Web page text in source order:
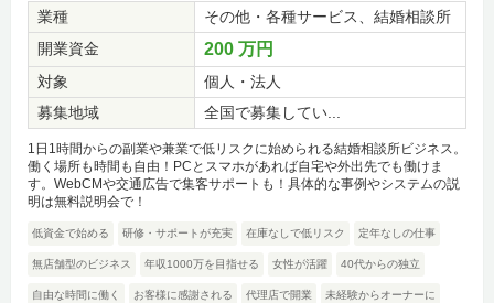
業種
その他・各種サービス、結婚相談所
開業資金
200 万円
対象
個人・法人
募集地域
全国で募集してい...
1日1時間からの副業や兼業で低リスクに始められる結婚相談所ビジネス。
働く場所も時間も自由！PCとスマホがあれば自宅や外出先でも働けま
す。WebCMや交通広告で集客サポートも！具体的な事例やシステムの説
明は無料説明会で！
低資金で始める 研修・サポートが充実 在庫なしで低リスク 定年なしの仕事
無店舗型のビジネス 年収1000万を目指せる 女性が活躍 40代からの独立
自由な時間に働く お客様に感謝される 代理店で開業 未経験からオーナーに